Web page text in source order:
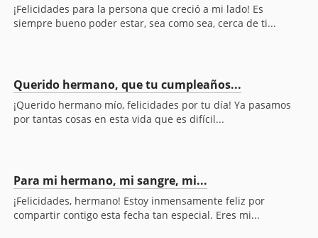
¡Felicidades para la persona que creció a mi lado! Es
siempre bueno poder estar, sea como sea, cerca de ti...
Querido hermano, que tu cumpleaños...
¡Querido hermano mío, felicidades por tu día! Ya pasamos
por tantas cosas en esta vida que es difícil...
Para mi hermano, mi sangre, mi...
¡Felicidades, hermano! Estoy inmensamente feliz por
compartir contigo esta fecha tan especial. Eres mi...